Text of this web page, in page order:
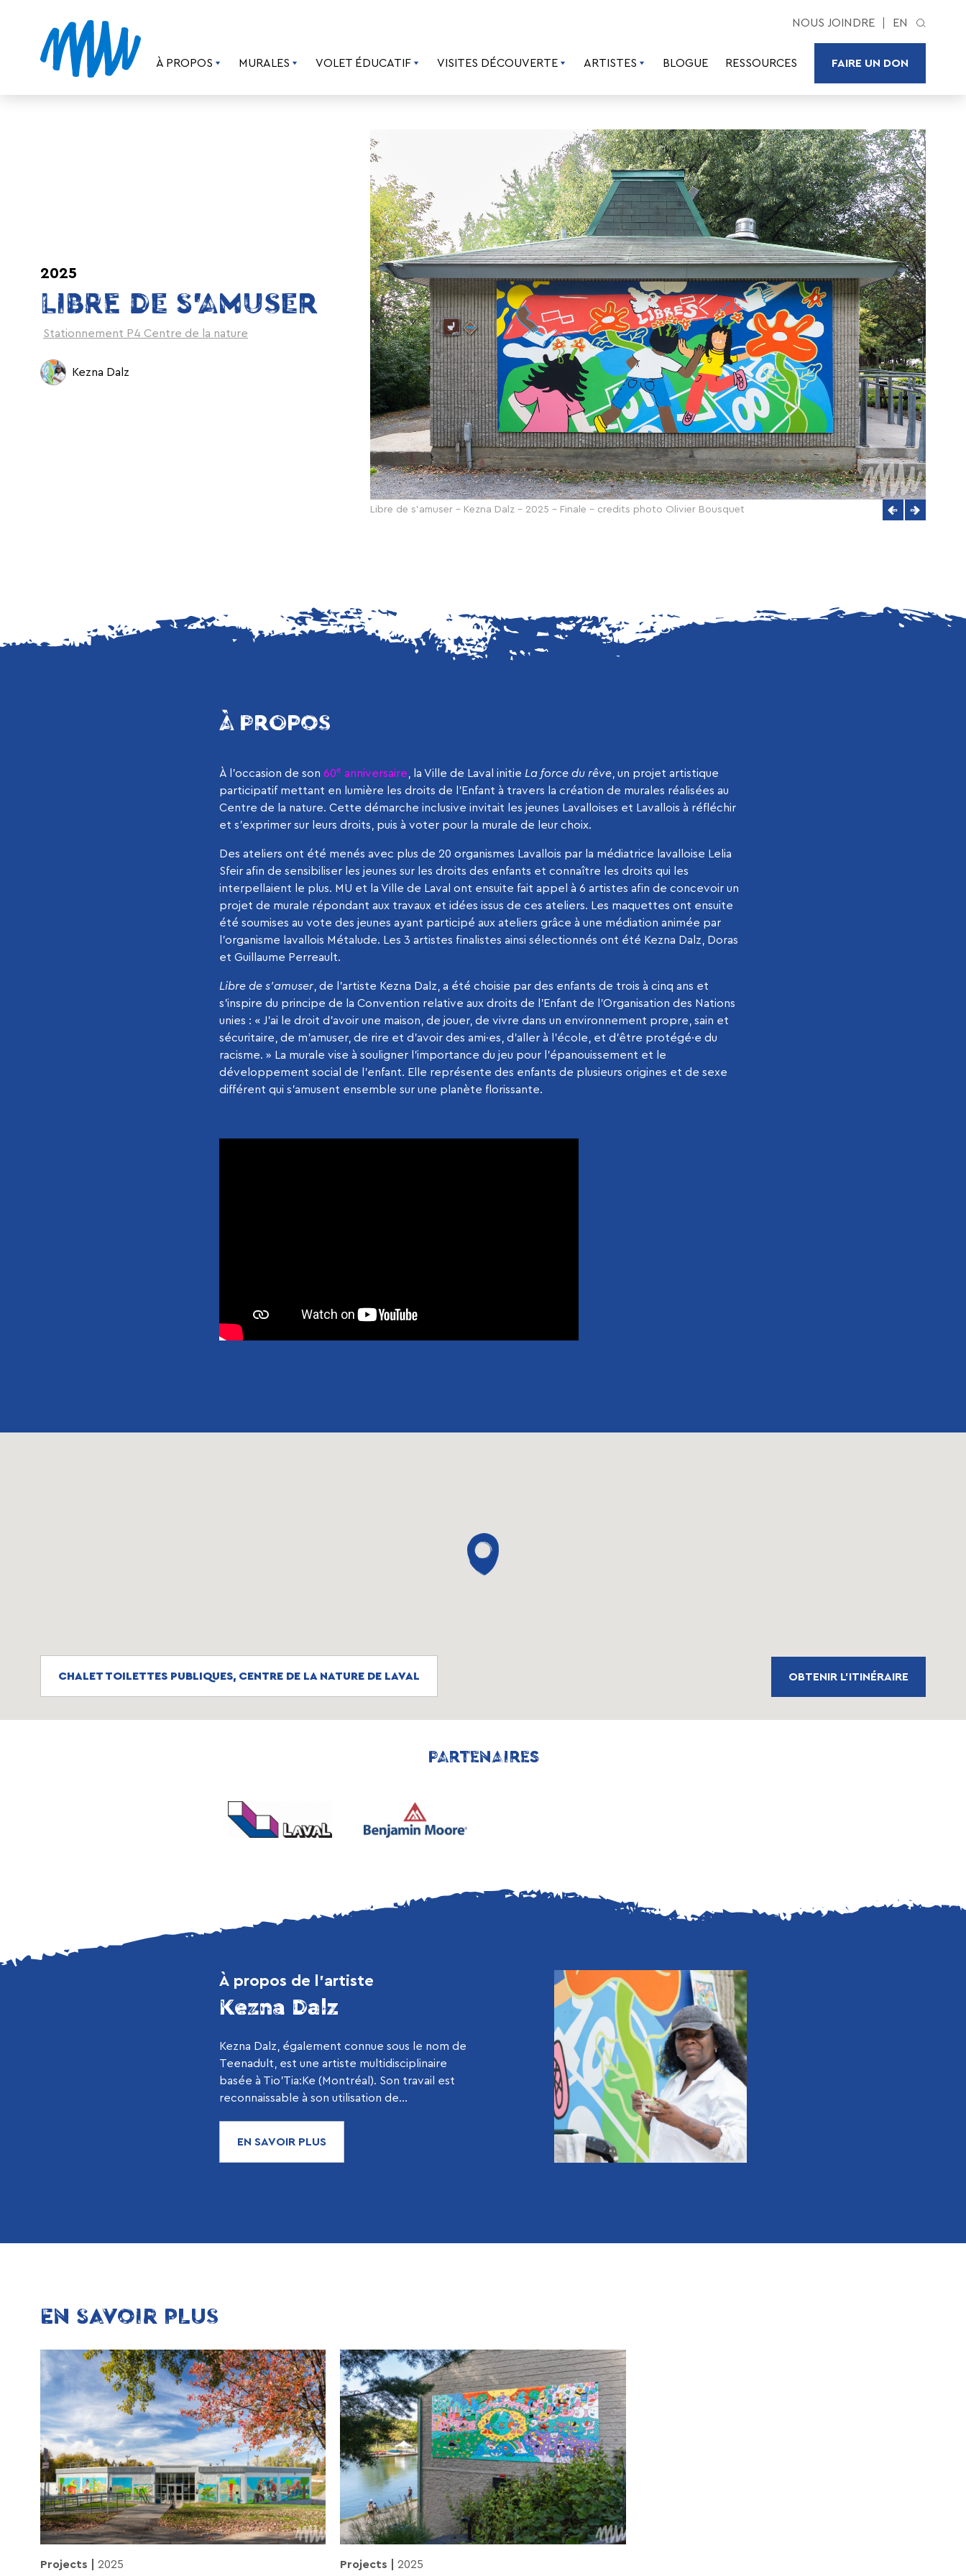
NOUS JOINDRE EN
À PROPOS MURALES VOLET ÉDUCATIF VISITES DÉCOUVERTE ARTISTES BLOGUE RESSOURCES FAIRE UN DON
2025
LIBRE DE S’AMUSER
Stationnement P4 Centre de la nature
Kezna Dalz
Libre de s'amuser - Kezna Dalz - 2025 - Finale - credits photo Olivier Bousquet
À PROPOS
À l’occasion de son 60e anniversaire , la Ville de Laval initie La force du rêve , un projet artistique
participatif mettant en lumière les droits de l’Enfant à travers la création de murales réalisées au
Centre de la nature. Cette démarche inclusive invitait les jeunes Lavalloises et Lavallois à réfléchir
et s’exprimer sur leurs droits, puis à voter pour la murale de leur choix.
Des ateliers ont été menés avec plus de 20 organismes Lavallois par la médiatrice lavalloise Lelia
Sfeir afin de sensibiliser les jeunes sur les droits des enfants et connaître les droits qui les
interpellaient le plus. MU et la Ville de Laval ont ensuite fait appel à 6 artistes afin de concevoir un
projet de murale répondant aux travaux et idées issus de ces ateliers. Les maquettes ont ensuite
été soumises au vote des jeunes ayant participé aux ateliers grâce à une médiation animée par
l’organisme lavallois Métalude. Les 3 artistes finalistes ainsi sélectionnés ont été Kezna Dalz, Doras
et Guillaume Perreault.
Libre de s’amuser , de l’artiste Kezna Dalz, a été choisie par des enfants de trois à cinq ans et
s’inspire du principe de la Convention relative aux droits de l’Enfant de l’Organisation des Nations
unies : « J’ai le droit d’avoir une maison, de jouer, de vivre dans un environnement propre, sain et
sécuritaire, de m’amuser, de rire et d’avoir des ami·es, d’aller à l’école, et d’être protégé·e du
racisme. » La murale vise à souligner l’importance du jeu pour l’épanouissement et le
développement social de l’enfant. Elle représente des enfants de plusieurs origines et de sexe
différent qui s’amusent ensemble sur une planète florissante.
CHALET TOILETTES PUBLIQUES, CENTRE DE LA NATURE DE LAVAL OBTENIR L'ITINÉRAIRE
PARTENAIRES
À propos de l’artiste
Kezna Dalz
Kezna Dalz, également connue sous le nom de
Teenadult, est une artiste multidisciplinaire
basée à Tio'Tia:Ke (Montréal). Son travail est
reconnaissable à son utilisation de...
EN SAVOIR PLUS
EN SAVOIR PLUS
Projects 2025 Projects 2025